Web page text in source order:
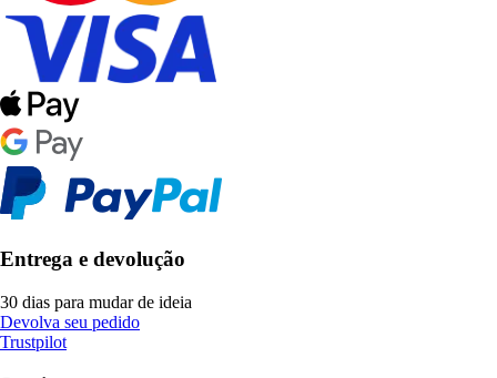
Entrega e devolução
30 dias para mudar de ideia
Devolva seu pedido
Trustpilot